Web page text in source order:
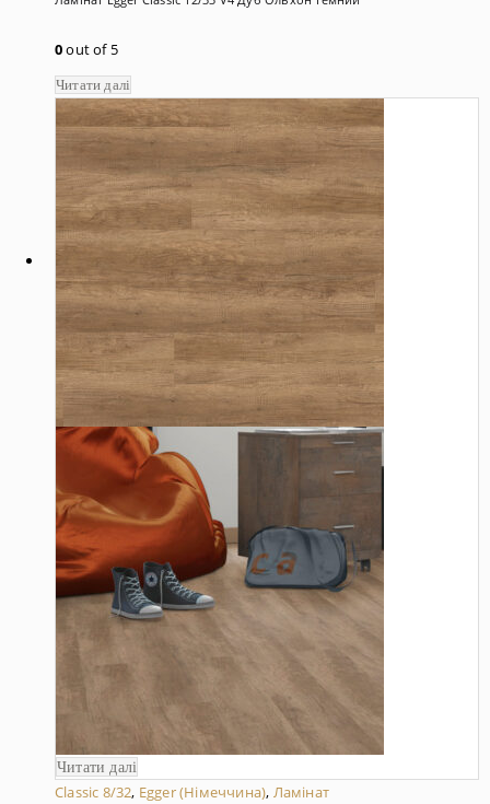
0out of 5
Читати далі
Читати далі
Classic 8/32, Egger (Німеччина), Ламінат